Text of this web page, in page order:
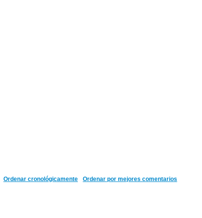
Ordenar por mejores comentarios
Ordenar cronológicamente